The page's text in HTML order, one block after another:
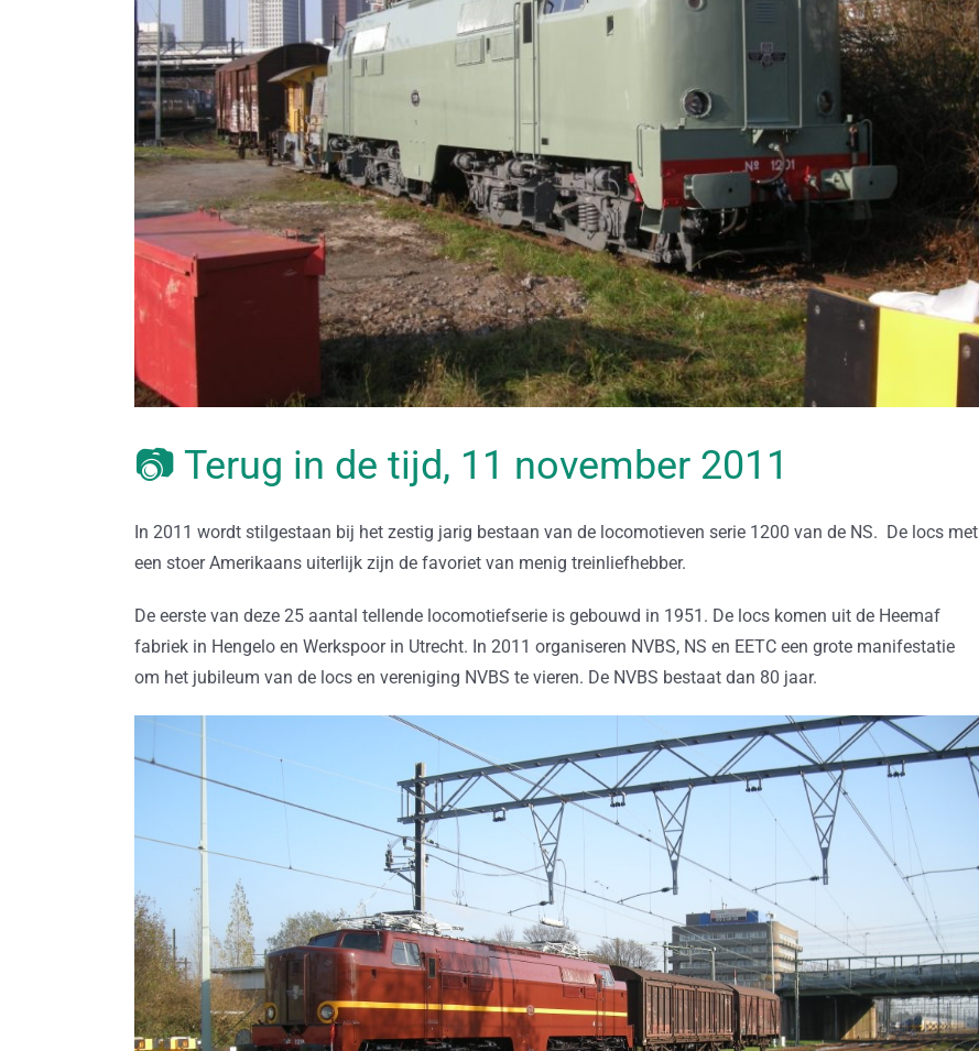
📷 Terug in de tijd, 11 november 2011
In 2011 wordt stilgestaan bij het zestig jarig bestaan van de locomotieven serie 1200 van de NS. De locs met
een stoer Amerikaans uiterlijk zijn de favoriet van menig treinliefhebber.
De eerste van deze 25 aantal tellende locomotiefserie is gebouwd in 1951. De locs komen uit de Heemaf
fabriek in Hengelo en Werkspoor in Utrecht. In 2011 organiseren NVBS, NS en EETC een grote manifestatie
om het jubileum van de locs en vereniging NVBS te vieren. De NVBS bestaat dan 80 jaar.